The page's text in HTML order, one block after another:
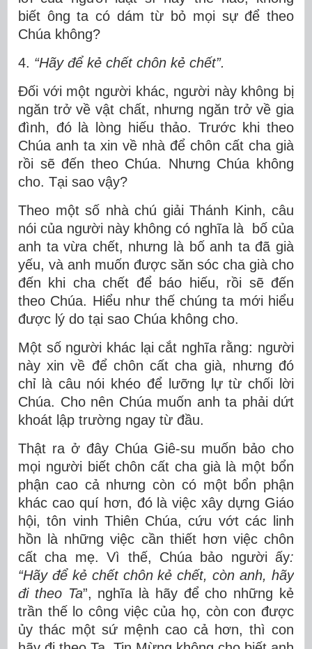
biết ông ta có dám từ bỏ mọi sự để theo
Chúa không?
4. “Hãy để kẻ chết chôn kẻ chết”.
Đối với một người khác, người này không bị
ngăn trở về vật chất, nhưng ngăn trở về gia
đình, đó là lòng hiếu thảo. Trước khi theo
Chúa anh ta xin về nhà để chôn cất cha già
rồi sẽ đến theo Chúa. Nhưng Chúa không
cho. Tại sao vậy?
Theo một số nhà chú giải Thánh Kinh, câu
nói của người này không có nghĩa là bố của
anh ta vừa chết, nhưng là bố anh ta đã già
yếu, và anh muốn được săn sóc cha già cho
đến khi cha chết để báo hiếu, rồi sẽ đến
theo Chúa. Hiểu như thế chúng ta mới hiểu
được lý do tại sao Chúa không cho.
Một số người khác lại cắt nghĩa rằng: người
này xin về để chôn cất cha già, nhưng đó
chỉ là câu nói khéo để lưỡng lự từ chối lời
Chúa. Cho nên Chúa muốn anh ta phải dứt
khoát lập trường ngay từ đầu.
Thật ra ở đây Chúa Giê-su muốn bảo cho
mọi người biết chôn cất cha già là một bổn
phận cao cả nhưng còn có một bổn phận
khác cao quí hơn, đó là việc xây dựng Giáo
hội, tôn vinh Thiên Chúa, cứu vớt các linh
hồn là những việc cần thiết hơn việc chôn
cất cha mẹ. Vì thế, Chúa bảo người ấy:
“Hãy để kẻ chết chôn kẻ chết, còn anh, hãy
đi theo Ta”, nghĩa là hãy để cho những kẻ
trần thế lo công việc của họ, còn con được
ủy thác một sứ mệnh cao cả hơn, thì con